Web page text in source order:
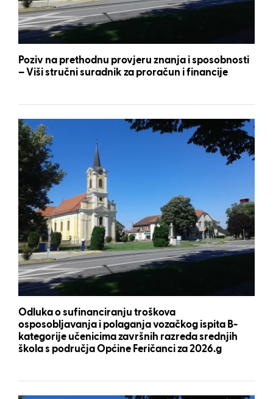
Poziv na prethodnu provjeru znanja i sposobnosti
– Viši stručni suradnik za proračun i financije
Odluka o sufinanciranju troškova
osposobljavanja i polaganja vozačkog ispita B-
kategorije učenicima završnih razreda srednjih
škola s područja Općine Feričanci za 2026.g